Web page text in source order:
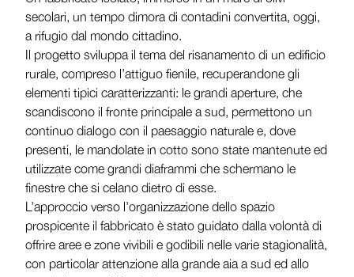
secolari, un tempo dimora di contadini convertita, oggi,
a rifugio dal mondo cittadino.
Il progetto sviluppa il tema del risanamento di un edificio
rurale, compreso l’attiguo fienile, recuperandone gli
elementi tipici caratterizzanti: le grandi aperture, che
scandiscono il fronte principale a sud, permettono un
continuo dialogo con il paesaggio naturale e, dove
presenti, le mandolate in cotto sono state mantenute ed
utilizzate come grandi diaframmi che schermano le
finestre che si celano dietro di esse.
L’approccio verso l’organizzazione dello spazio
prospicente il fabbricato è stato guidato dalla volontà di
offrire aree e zone vivibili e godibili nelle varie stagionalità,
con particolar attenzione alla grande aia a sud ed allo